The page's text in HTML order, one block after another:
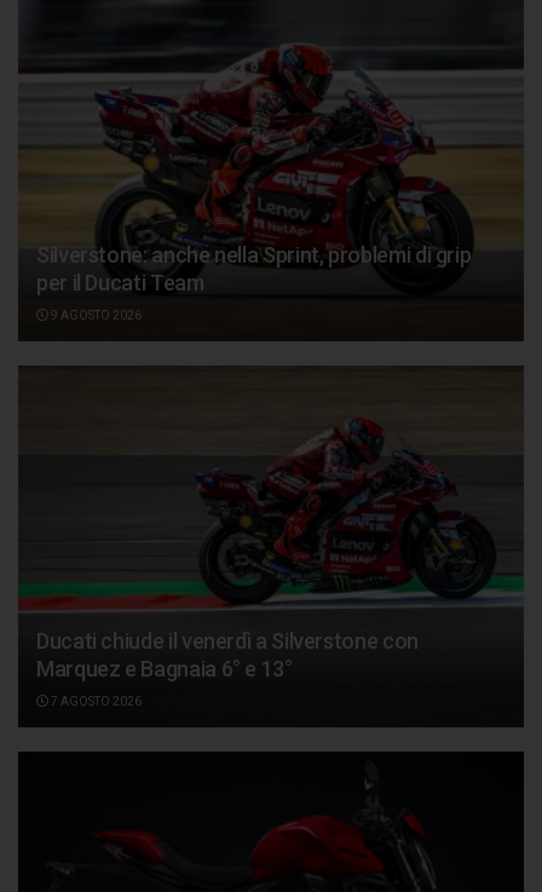
Silverstone: anche nella Sprint, problemi di grip
per il Ducati Team
9 AGOSTO 2026
Ducati chiude il venerdì a Silverstone con
Marquez e Bagnaia 6° e 13°
7 AGOSTO 2026